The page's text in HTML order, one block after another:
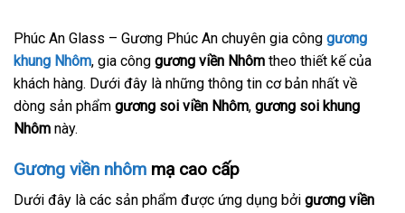
Phúc An Glass – Gương Phúc An chuyên gia công gương
khung Nhôm, gia công gương viền Nhôm theo thiết kế của
khách hàng. Dưới đây là những thông tin cơ bản nhất về
dòng sản phẩm gương soi viền Nhôm, gương soi khung
Nhôm này.
Gương viền nhôm mạ cao cấp
Dưới đây là các sản phẩm được ứng dụng bởi gương viền